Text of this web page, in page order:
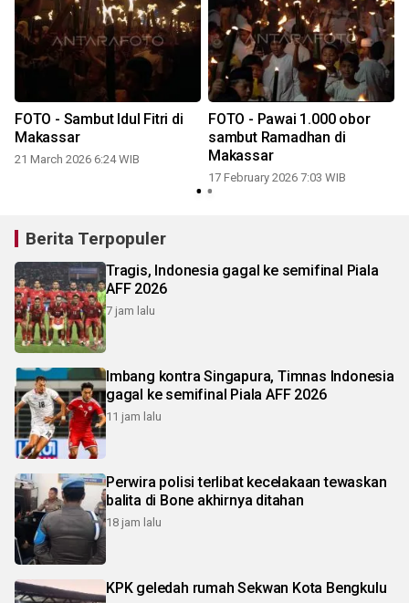
FOTO - Sambut Idul Fitri di
Makassar
21 March 2026 6:24 WIB
FOTO - Pawai 1.000 obor
sambut Ramadhan di
Makassar
17 February 2026 7:03 WIB
Berita Terpopuler
Tragis, Indonesia gagal ke semifinal Piala
AFF 2026
7 jam lalu
Imbang kontra Singapura, Timnas Indonesia
gagal ke semifinal Piala AFF 2026
11 jam lalu
Perwira polisi terlibat kecelakaan tewaskan
balita di Bone akhirnya ditahan
18 jam lalu
KPK geledah rumah Sekwan Kota Bengkulu